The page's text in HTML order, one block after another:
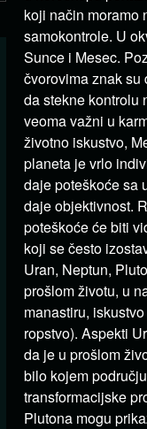
koji način moramo
samokontrole. U
Sunce i Mesec.
čvorovima znak
da stekne kontrolu
veoma važni u
životno iskustvo,
planeta je vrlo
daje poteškoće sa
daje objektivnost.
poteškoće će biti
koji se često
Uran, Neptun,
prošlom životu, u
manastiru,
ropstvo). Aspekti
da je u prošlom
bilo kojem
transformacijske
Plutona mogu